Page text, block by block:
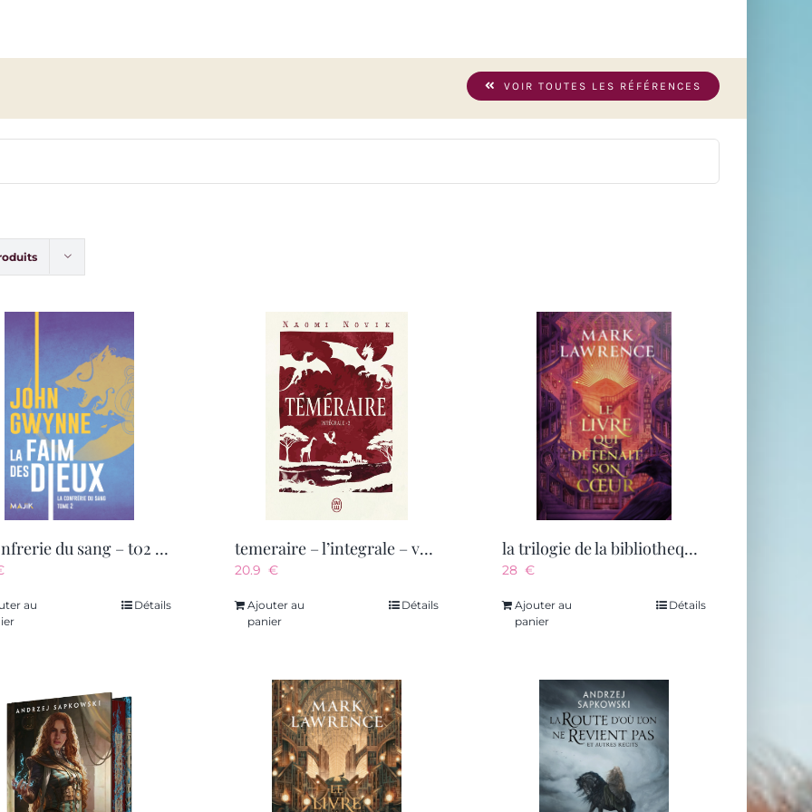
VOIR TOUTES LES RÉFÉRENCES
la confrerie du sang – t02 – la faim des dieux – la confrerie du sang tome 2
au
Détails
temeraire – l’integrale – vol02
20.9 €
Ajouter au
panier
Détails
la trilogie de la bibliotheque, t3 : le livre qui detenait son coeur
28 €
Ajouter au
panier
Détails